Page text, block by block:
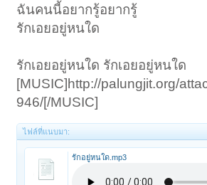
ฉันคนนี้อยากรู้อยากรู้
รักเอยอยู่หนใด
รักเอยอยู่หนใด รักเอยอยู่หนใด
[MUSIC]http://palungjit.org/
946/[/MUSIC]
ไฟล์ที่แนบมา:
รักอยู่หนใด.mp3